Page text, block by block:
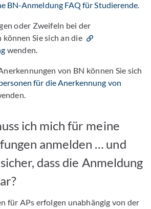
BN-Anmeldung FAQ für Studierende.
oder Zweifeln bei der
Sie sich an die
wenden.
von BN können Sie sich
für die Anerkennung von
ich mich für meine
anmelden … und
dass die Anmeldung
für APs erfolgen unabhängig von der